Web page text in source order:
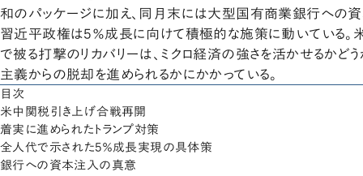
和のパッケージに加え、同月末には大型国有商業銀行への資
習近平政権は5％成長に向けて積極的な施策に動いている。
で被る打撃のリカバリーは、ミクロ経済の強さを活かせるかどう
主義からの脱却を進められるかにかかっている。
目次
米中関税引き上げ合戦再開
着実に進められたトランプ対策
全人代で示された5％成長実現の具体策
銀行への資本注入の真意